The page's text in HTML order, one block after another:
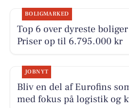
BOLIGMARKED
Top 6 over dyreste
Priser op til 6.795.000 kr
JOBNYT
Bliv en del af Eurofins
med fokus på logistik og